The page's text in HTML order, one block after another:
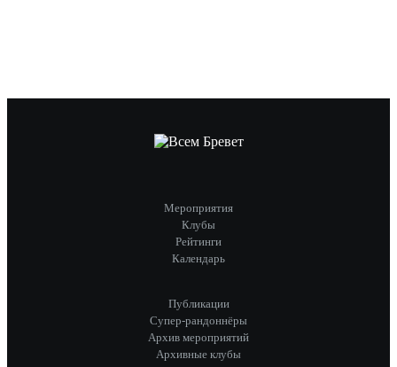
Мероприятия
Клубы
Рейтинги
Календарь
Публикации
Супер-рандоннёры
Архив мероприятий
Архивные клубы